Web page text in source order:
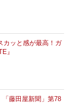
カッと感が最高！ガ
』
藤田屋新聞」第78